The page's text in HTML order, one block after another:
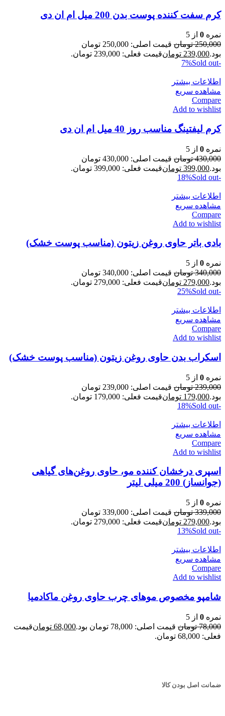
کرم سفت کننده پوست بدن 200 میل ام ان دی
نمره 0 از 5
250,000 تومان
قیمت اصلی: 250,000 تومان
بود.239,000 تومانقیمت فعلی: 239,000 تومان.
-7%
Sold out
اطلاعات بیشتر
مشاهده سریع
Compare
Add to wishlist
کرم لیفتینگ مناسب روز 40 میل ام ان دی
نمره 0 از 5
430,000 تومان
قیمت اصلی: 430,000 تومان
بود.399,000 تومانقیمت فعلی: 399,000 تومان.
-18%
Sold out
اطلاعات بیشتر
مشاهده سریع
Compare
Add to wishlist
بادی باتر حاوی روغن زیتون (مناسب پوست خشک)
نمره 0 از 5
340,000 تومان
قیمت اصلی: 340,000 تومان
بود.279,000 تومانقیمت فعلی: 279,000 تومان.
-25%
Sold out
اطلاعات بیشتر
مشاهده سریع
Compare
Add to wishlist
اسکراب بدن حاوی روغن زیتون (مناسب پوست خشک)
نمره 0 از 5
239,000 تومان
قیمت اصلی: 239,000 تومان
بود.179,000 تومانقیمت فعلی: 179,000 تومان.
-18%
Sold out
اطلاعات بیشتر
مشاهده سریع
Compare
Add to wishlist
اسپری درخشان کننده مو، حاوی روغن‌های گیاهی
(جوانساز) 200 میلی لیتر
نمره 0 از 5
339,000 تومان
قیمت اصلی: 339,000 تومان
بود.279,000 تومانقیمت فعلی: 279,000 تومان.
-13%
Sold out
اطلاعات بیشتر
مشاهده سریع
Compare
Add to wishlist
شامپو مخصوص موهای چرب حاوی روغن ماکادمیا
نمره 0 از 5
78,000 تومان قیمت اصلی: 78,000 تومان بود. 68,000 تومانقیمت
فعلی: 68,000 تومان.
ضمانت اصل بودن کالا